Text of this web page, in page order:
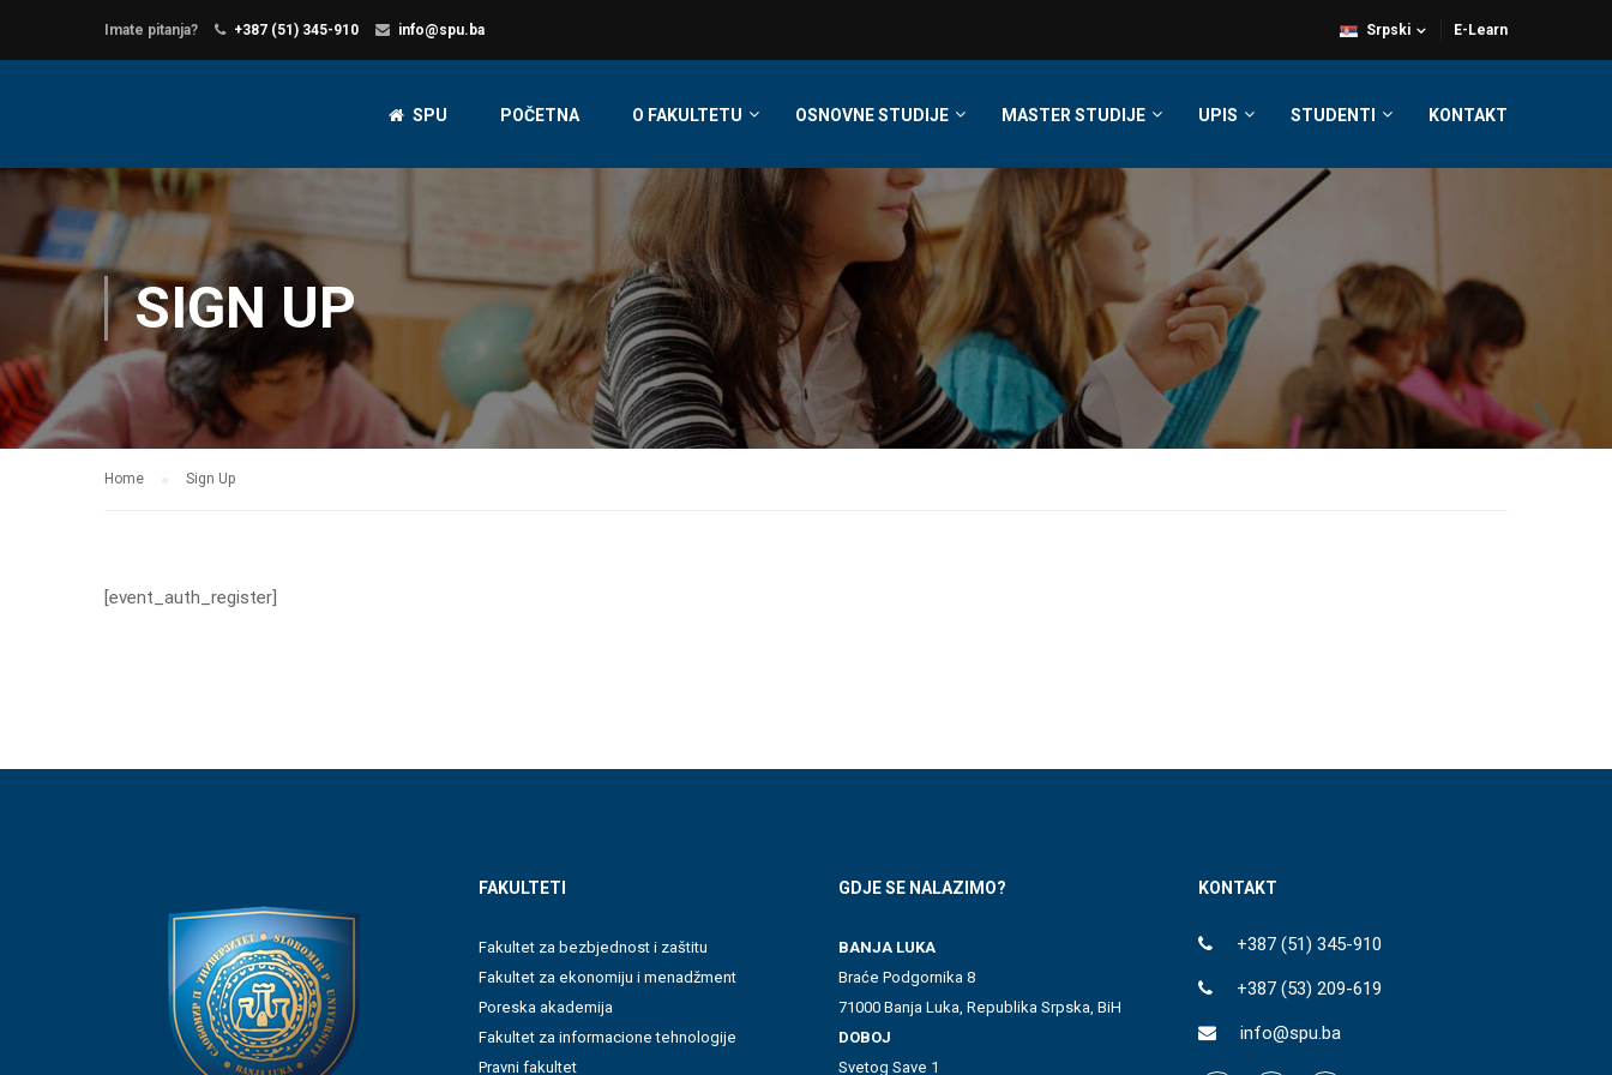
Imate pitanja? +387 (51) 345-910 info@spu.ba E-Learn
Srpski
SPU POČETNA O FAKULTETU OSNOVNE STUDIJE MASTER STUDIJE UPIS STUDENTI KONTAKT
SIGN UP
Home Sign Up
[event_auth_register]
FAKULTETI
Fakultet za bezbjednost i zaštitu
Fakultet za ekonomiju i menadžment
Poreska akademija
Fakultet za informacione tehnologije
Pravni fakultet
GDJE SE NALAZIMO?
BANJA LUKA
Braće Podgornika 8
71000 Banja Luka, Republika Srpska, BiH
DOBOJ
Svetog Save 1
KONTAKT
+387 (51) 345-910
+387 (53) 209-619
info@spu.ba